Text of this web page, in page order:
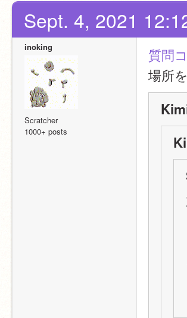
Sept. 4, 2021
inoking
Scratcher
1000+ posts
質問
場所